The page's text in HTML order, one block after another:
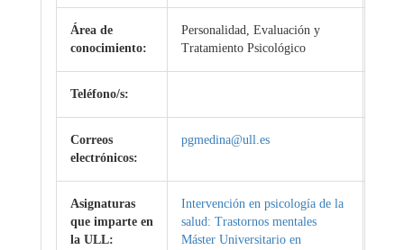
Área de
conocimiento:
Personalidad, Evaluación y
Tratamiento Psicológico
Teléfono/s:
Correos
electrónicos:
pgmedina@ull.es
Asignaturas
que imparte en
la ULL:
Intervención en psicología de la
salud: Trastornos mentales
Máster Universitario en